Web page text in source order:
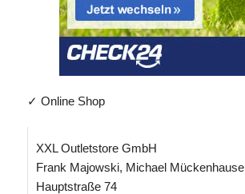
✓ Online Shop
XXL Outletstore GmbH
Frank Majowski, Michael
Hauptstraße 74